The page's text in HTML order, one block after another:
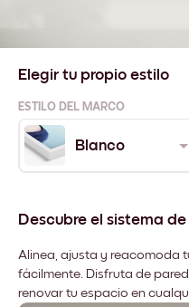
Elegir tu propio estilo
ESTILO DEL MARCO
Blanco
Descubre el sistema
Alinea, ajusta y reacomoda
fácilmente. Disfruta de
renovar tu espacio en